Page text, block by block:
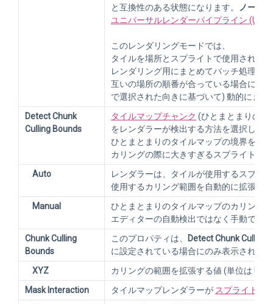
と互換性のある状態になります。
ノート:
ユニバーサルレンダーパイプライン (URP)
このレンダリングモードでは、
タイルを場所とスプライトで使用される
レンダリング用にまとめてバッチ処理し
互いの場所の順番が合っている場合にの
で選択された向きに基づいて) 動的にま
Detect Chunk
Culling Bounds
タイルマップチャンク (ひとまとまりのタ
をレンダラーが検出する方法を選択しま
ひとまとまりのタイルマップの境界を拡
カリングの際に大きすぎるスプライトが
Auto
レンダラーは、タイルが使用するスプラ
使用するカリング範囲を自動的に拡張し
Manual
ひとまとまりのタイルマップのカリング
エディターの自動検出ではなく手動で設
Chunk Culling
Bounds
このプロパティは、
Detect Chunk Culling
に設定されている場合にのみ表示されま
XYZ
カリングの範囲を拡張する値 (単位は
Mask Interaction
タイルマップレンダラーが スプライトマ